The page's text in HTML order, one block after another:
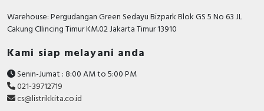
Warehouse: Pergudangan Green Sedayu Bizpark Blok GS 5 No 63 JL
Cakung CIlincing Timur KM.02 Jakarta Timur 13910
Kami siap melayani anda
Senin-Jumat : 8:00 AM to 5:00 PM
021-39712719
cs@listrikkita.co.id